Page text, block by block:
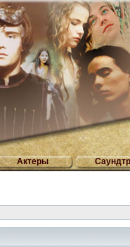
Актеры